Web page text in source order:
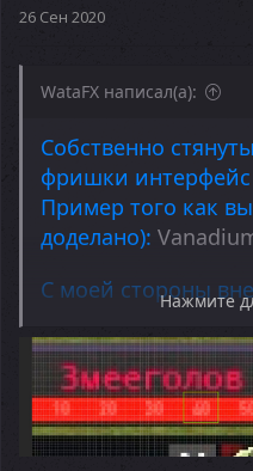
26 Сен 2020
WataFX написал(а):
Собственно
фришки интерфейс
Пример того как
доделано):
С моей стороны
изменения, а
Убрано
названием
кроме
item.spr взят
Нажмите